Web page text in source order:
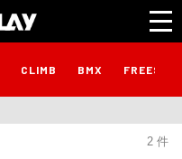
CLIMB BMX
2 件